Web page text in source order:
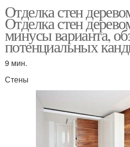
Отделка стен
Отделка стен
минусы варианта,
потенциальных
9 мин.
Стены